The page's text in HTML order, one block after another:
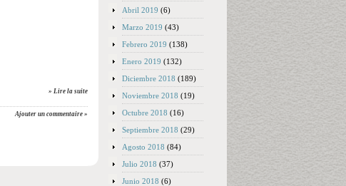
» Lire la suite
Ajouter un commentaire »
Abril 2019 (6)
Marzo 2019 (43)
Febrero 2019 (138)
Enero 2019 (132)
Diciembre 2018 (189)
Noviembre 2018 (19)
Octubre 2018 (16)
Septiembre 2018 (29)
Agosto 2018 (84)
Julio 2018 (37)
Junio 2018 (6)